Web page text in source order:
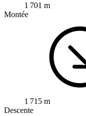
1 701 m
Montée
1 715 m
Descente